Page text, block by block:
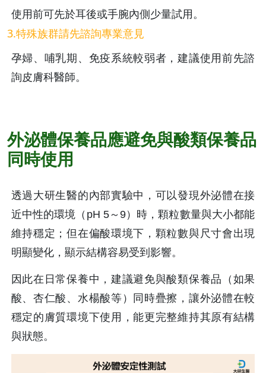
使用前可先於耳後或手腕內側少量試用。
3.特殊族群請先諮詢專業意見
孕婦、哺乳期、免疫系統較弱者，建議使用前先諮
詢皮膚科醫師。
外泌體保養品應避免與酸類保養品
同時使用
透過大研生醫的內部實驗中，可以發現外泌體在接
近中性的環境（pH 5～9）時，顆粒數量與大小都能
維持穩定；但在偏酸環境下，顆粒數與尺寸會出現
明顯變化，顯示結構容易受到影響。
因此在日常保養中，建議避免與酸類保養品（如果
酸、杏仁酸、水楊酸等）同時疊擦，讓外泌體在較
穩定的膚質環境下使用，能更完整維持其原有結構
與狀態。